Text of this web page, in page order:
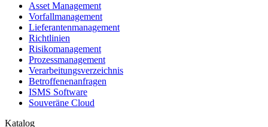
Asset Management
Vorfallmanagement
Lieferantenmanagement
Richtlinien
Risikomanagement
Prozessmanagement
Verarbeitungsverzeichnis
Betroffenenanfragen
ISMS Software
Souveräne Cloud
Katalog